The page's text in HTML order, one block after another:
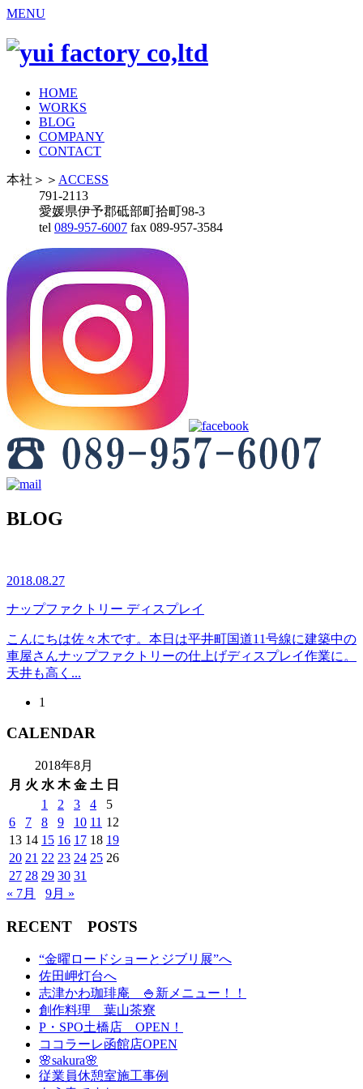
MENU
HOME
WORKS
BLOG
COMPANY
CONTACT
本社 ＞＞ ACCESS
791-2113
愛媛県伊予郡砥部町拾町98-3
tel 089-957-6007 fax 089-957-3584
BLOG
2018.08.27
ナップファクトリー ディスプレイ
こんにちは佐々木です。本日は平井町国道11号線に建築中の
車屋さんナップファクトリーの仕上げディスプレイ作業に。
天井も高く...
1
CALENDAR
2018年8月
月 火 水 木 金 土 日
1
2 3 4
5
6
7 8 9 10 11 12
13 14 15 16 17 18 19
20 21 22 23 24 25 26
27 28 29 30 31
« 7月
9月 »
RECENT POSTS
“金曜ロードショーとジブリ展”へ
佐田岬灯台へ
志津かわ珈琲庵 🍚新メニュー！！
創作料理 葉山茶寮
P・SPO土橋店 OPEN！
ココラーレ函館店OPEN
🌸sakura🌸
従業員休憩室施工事例